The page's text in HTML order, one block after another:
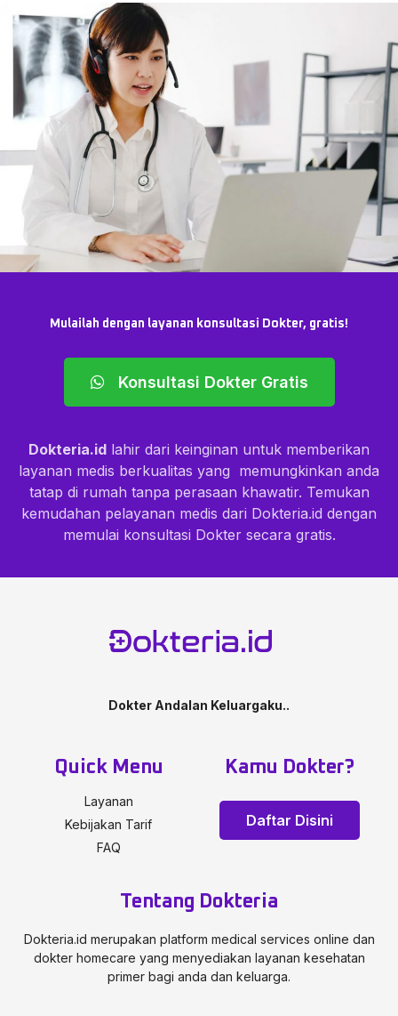
Mulailah dengan layanan konsultasi Dokter, gratis!
Konsultasi Dokter Gratis
Dokteria.id lahir dari keinginan untuk memberikan
layanan medis berkualitas yang memungkinkan anda
tatap di rumah tanpa perasaan khawatir. Temukan
kemudahan pelayanan medis dari Dokteria.id dengan
memulai konsultasi Dokter secara gratis.
Dokter Andalan Keluargaku..
Quick Menu
Layanan
Kebijakan Tarif
FAQ
Kamu Dokter?
Daftar Disini
Tentang Dokteria
Dokteria.id merupakan platform medical services online dan
dokter homecare yang menyediakan layanan kesehatan
primer bagi anda dan keluarga.